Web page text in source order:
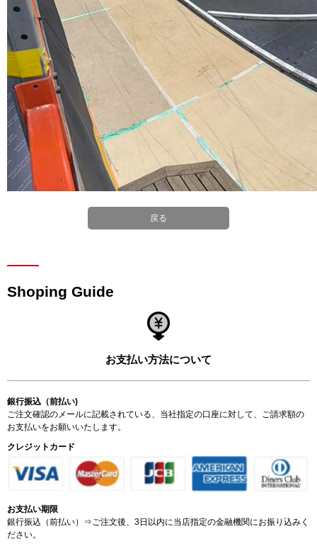
戻る
Shoping Guide
お支払い方法について
銀行振込（前払い)
ご注文確認のメールに記載されている、当社指定の口座に対して、ご請求額の
お支払いをお願いいたします。
クレジットカード
お支払い期限
銀行振込（前払い）⇒ご注文後、3日以内に当店指定の金融機関にお振り込みく
ださい。